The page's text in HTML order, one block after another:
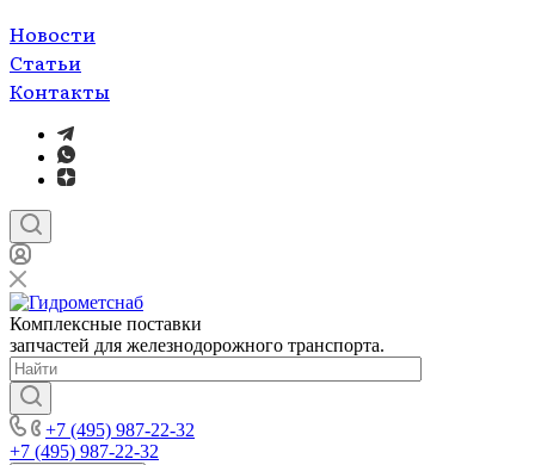
Новости
Статьи
Контакты
Комплексные поставки
запчастей для железнодорожного транспорта.
+7 (495) 987-22-32
+7 (495) 987-22-32